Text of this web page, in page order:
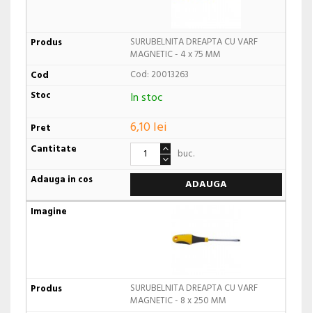
SURUBELNITA DREAPTA CU VARF
MAGNETIC - 4 x 75 MM
Cod: 20013263
In stoc
6,10 lei
buc.
ADAUGA
SURUBELNITA DREAPTA CU VARF
MAGNETIC - 8 x 250 MM